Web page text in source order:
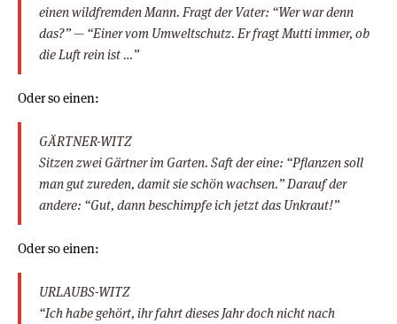
einen wildfremden Mann. Fragt der Vater: “Wer war denn
das?” — “Einer vom Umweltschutz. Er fragt Mutti immer, ob
die Luft rein ist …”
Oder so einen:
GÄRTNER-WITZ
Sitzen zwei Gärtner im Garten. Saft der eine: “Pflanzen soll
man gut zureden, damit sie schön wachsen.” Darauf der
andere: “Gut, dann beschimpfe ich jetzt das Unkraut!”
Oder so einen:
URLAUBS-WITZ
“Ich habe gehört, ihr fahrt dieses Jahr doch nicht nach